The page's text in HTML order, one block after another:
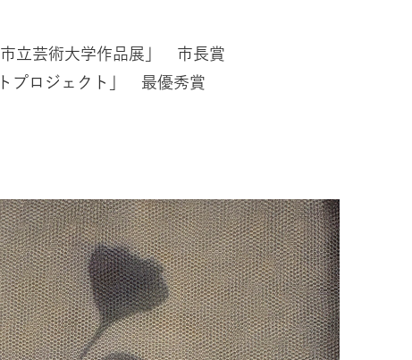
立芸術大学作品展」 市長賞
プロジェクト」 最優秀賞